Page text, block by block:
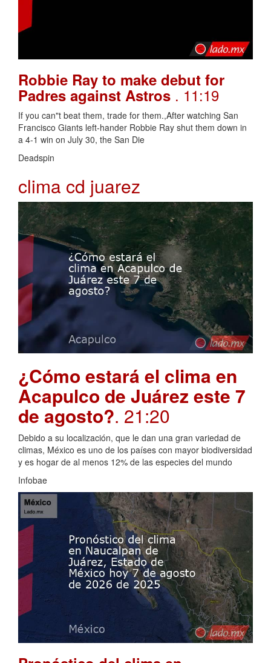
Robbie Ray to make debut for
Padres against Astros . 11:19
If you can"t beat them, trade for them.,After watching San
Francisco Giants left-hander Robbie Ray shut them down in
a 4-1 win on July 30, the San Die
Deadspin
clima cd juarez
¿Cómo estará el clima en
Acapulco de Juárez este 7
de agosto?. 21:20
Debido a su localización, que le dan una gran variedad de
climas, México es uno de los países con mayor biodiversidad
y es hogar de al menos 12% de las especies del mundo
Infobae